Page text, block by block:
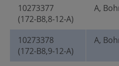
10273377
(172-B8,8-12-A)
A,
10273378
(172-B8,9-12-A)
A,